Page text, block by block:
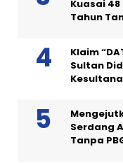
Kuasai
Tahun
Klaim
Sultan
Serdang
Tanpa